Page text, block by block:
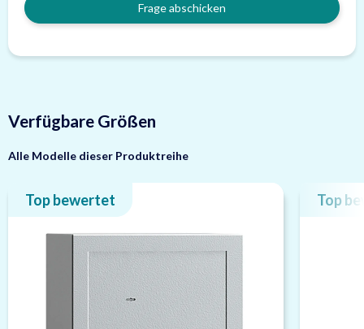
Frage abschicken
Verfügbare Größen
Alle Modelle dieser Produktreihe
Top bewertet Top